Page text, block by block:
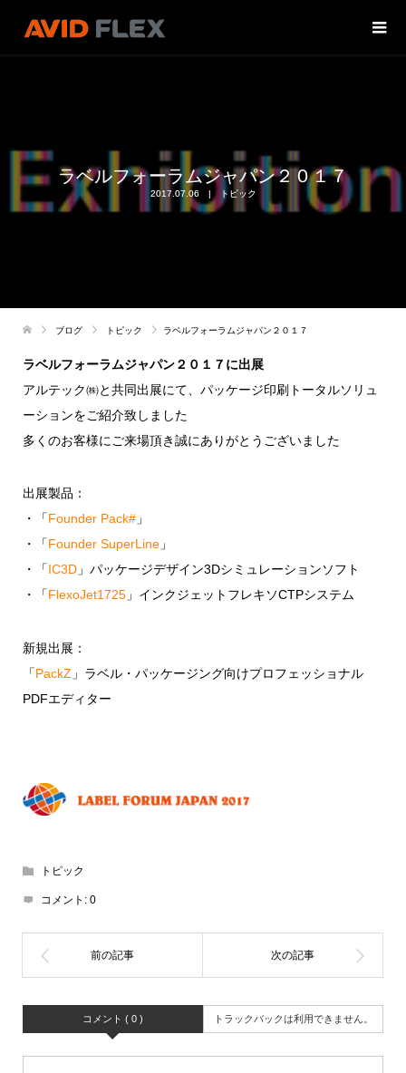
ラベルフォーラムジャパン２０１７
2017.07.06 トピック
ブログ トピック ラベルフォーラムジャパン２０１７
ラベルフォーラムジャパン２０１７に出展
アルテック㈱と共同出展にて、パッケージ印刷トータルソリュ
ーションをご紹介致しました
多くのお客様にご来場頂き誠にありがとうございました
出展製品：
・「Founder Pack#」
・「Founder SuperLine」
・「IC3D」パッケージデザイン3Dシミュレーションソフト
・「FlexoJet1725」インクジェットフレキソCTPシステム
新規出展：
「PackZ 」ラベル・パッケージング向けプロフェッショナル
PDFエディター
トピック
コメント: 0
コメント ( 0 ) トラックバックは利用できません。